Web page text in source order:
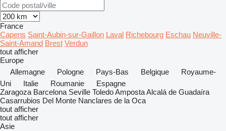
France
Capens Saint-Aubin-sur-Gaillon Laval Richebourg Eschau Neuville-
Saint-Amand Brest Verdun
tout afficher
Europe
Allemagne
Pologne Pays-Bas Belgique
Royaume-
Uni
Italie Roumanie
Espagne
Zaragoza Barcelona Seville ToledoAmpostaAlcalá de Guadaíra
Casarrubios Del Monte Nanclares de la Oca
tout afficher
tout afficher
Asie